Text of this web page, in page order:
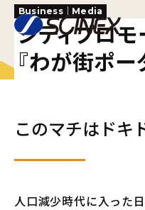
Business｜Media
シティプロモ
『わが街ポー
このマチはドキ
人口減少時代に入った